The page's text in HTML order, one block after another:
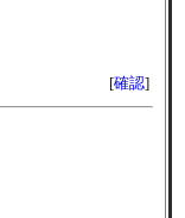
[確認]